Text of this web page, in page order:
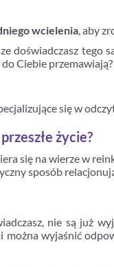
wcielenia, aby
doświadczasz
Ciebie
się w
życie?
się na wierze w
sposób
nie są już
można wyjaśnić